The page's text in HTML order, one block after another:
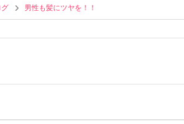
グ 男性も髪にツヤを！！